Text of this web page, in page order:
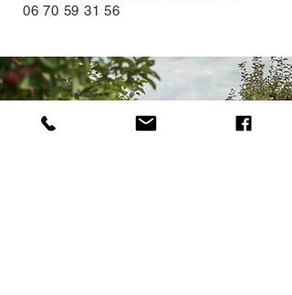
06 70 59 31 56